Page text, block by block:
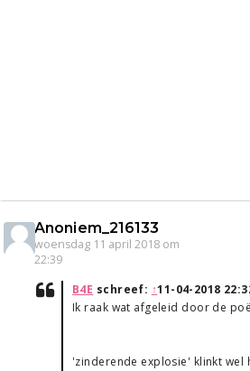
Anoniem_216133
woensdag 11 april 2018 om
22:39
B4E schreef: ↑11-04-2018
Ik raak wat afgeleid door de
'zinderende explosie' klinkt wel